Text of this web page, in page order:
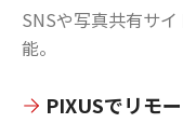
SNSや写真共有サ
能。
PIXUSでリモ